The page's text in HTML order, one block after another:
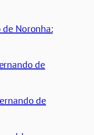
de Noronha:
de
de